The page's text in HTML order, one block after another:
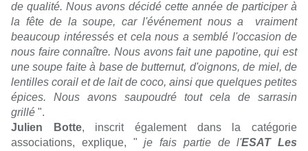
de qualité. Nous avons décidé cette année de participer à
la fête de la soupe, car l'événement nous a vraiment
beaucoup intéressés et cela nous a semblé l'occasion de
nous faire connaître. Nous avons fait une papotine, qui est
une soupe faite à base de butternut, d'oignons, de miel, de
lentilles corail et de lait de coco, ainsi que quelques petites
épices. Nous avons saupoudré tout cela de sarrasin
grillé ".
Julien Botte, inscrit également dans la catégorie
associations, explique, "je fais partie de l'ESAT Les